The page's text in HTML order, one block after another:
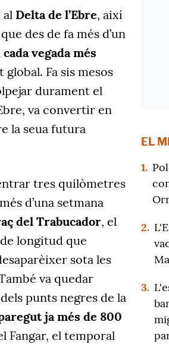
al Delta de l’Ebre, així
des de fa més d’un
cada vegada més
global. Fa sis mesos
durament el
va convertir en
la seua futura
tres quilòmetres
d’una setmana
del Trabucador, el
longitud que
sota les
va quedar
punts negres de la
ja més de 800
Fangar, el temporal
EL
1.
2.
3.